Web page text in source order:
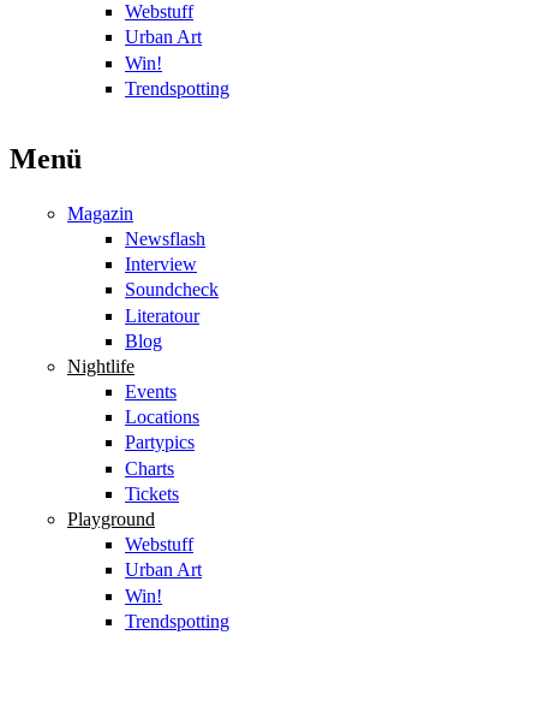
Webstuff
Urban Art
Win!
Trendspotting
Menü
Magazin
Newsflash
Interview
Soundcheck
Literatour
Blog
Nightlife
Events
Locations
Partypics
Charts
Tickets
Playground
Webstuff
Urban Art
Win!
Trendspotting